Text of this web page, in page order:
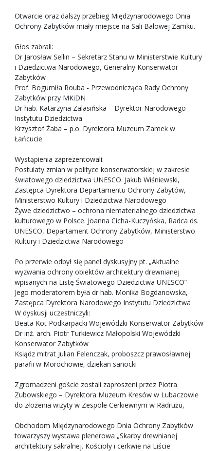
Otwarcie oraz dalszy przebieg Międzynarodowego Dnia
Ochrony Zabytków miały miejsce na Sali Balowej Zamku.
Głos zabrali:
Dr Jarosław Sellin – Sekretarz Stanu w Ministerstwie Kultury
i Dziedzictwa Narodowego, Generalny Konserwator
Zabytków
Prof. Bogumiła Rouba - Przewodnicząca Rady Ochrony
Zabytków przy MKiDN
Dr hab. Katarzyna Zalasińska – Dyrektor Narodowego
Instytutu Dziedzictwa
Krzysztof Żaba – p.o. Dyrektora Muzeum Zamek w
Łańcucie
Wystąpienia zaprezentowali:
Postulaty zmian w polityce konserwatorskiej w zakresie
światowego dziedzictwa UNESCO. Jakub Wiśniewski,
Zastępca Dyrektora Departamentu Ochrony Zabytów,
Ministerstwo Kultury i Dziedzictwa Narodowego
Żywe dziedzictwo – ochrona niematerialnego dziedzictwa
kulturowego w Polsce. Joanna Cicha-Kuczyńska, Radca ds.
UNESCO, Departament Ochrony Zabytków, Ministerstwo
Kultury i Dziedzictwa Narodowego
Po przerwie odbył się panel dyskusyjny pt. „Aktualne
wyzwania ochrony obiektów architektury drewnianej
wpisanych na Listę Światowego Dziedzictwa UNESCO”
Jego moderatorem była dr hab. Monika Bogdanowska,
Zastępca Dyrektora Narodowego Instytutu Dziedzictwa
W dyskusji uczestniczyli:
Beata Kot Podkarpacki Wojewódzki Konserwator Zabytków
Dr inż. arch. Piotr Turkiewicz Małopolski Wojewódzki
Konserwator Zabytków
Ksiądz mitrat Julian Felenczak, proboszcz prawosławnej
parafii w Morochowie, dziekan sanocki
Zgromadzeni goście zostali zaproszeni przez Piotra
Zubowskiego – Dyrektora Muzeum Kresów w Lubaczowie
do złożenia wizyty w Zespole Cerkiewnym w Radrużu,
Obchodom Międzynarodowego Dnia Ochrony Zabytków
towarzyszy wystawa plenerowa „Skarby drewnianej
architektury sakralnej. Kościoły i cerkwie na Liście